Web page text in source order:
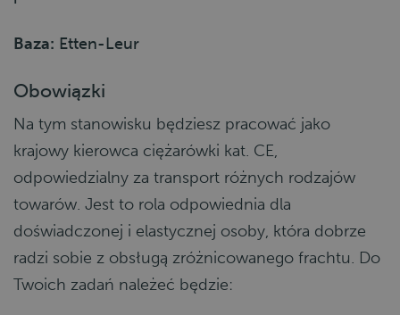
Baza: Etten-Leur
Obowiązki
Na tym stanowisku będziesz pracować jako
krajowy kierowca ciężarówki kat. CE,
odpowiedzialny za transport różnych rodzajów
towarów. Jest to rola odpowiednia dla
doświadczonej i elastycznej osoby, która dobrze
radzi sobie z obsługą zróżnicowanego frachtu. Do
Twoich zadań należeć będzie: